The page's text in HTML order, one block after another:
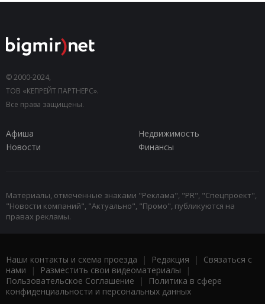
© 2000-2024,
ТОВ «КЕПРЕЙТ ПАРТНЕРС».
Все права защищены.
Афиша
Недвижимость
Новости
Финансы
Материалы, отмеченные знаками "Реклама", "PR", "Спецпроект",
"Новости компаний", "Актуально", "Промо", публикуются на
правах рекламы.
Наши контакты и схема проезда | Редакция | Связаться с
нами | Разместить свои видеоматериалы |
Пользовательское Соглашение |
Политика в сфере
конфиденциальности и персональных данных